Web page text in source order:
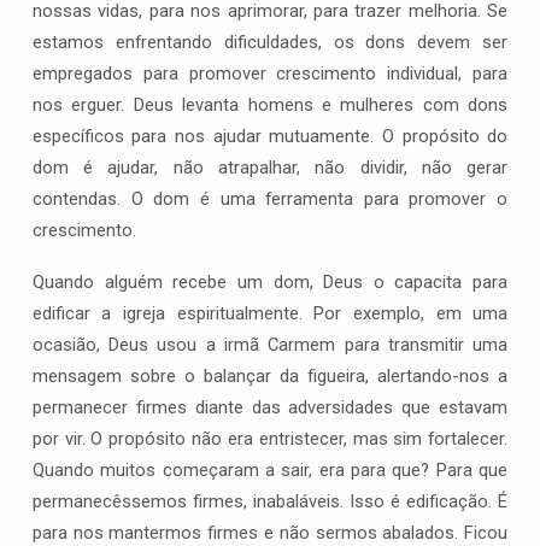
nossas vidas, para nos aprimorar, para trazer melhoria. Se
estamos enfrentando dificuldades, os dons devem ser
empregados para promover crescimento individual, para
nos erguer. Deus levanta homens e mulheres com dons
específicos para nos ajudar mutuamente. O propósito do
dom é ajudar, não atrapalhar, não dividir, não gerar
contendas. O dom é uma ferramenta para promover o
crescimento.
Quando alguém recebe um dom, Deus o capacita para
edificar a igreja espiritualmente. Por exemplo, em uma
ocasião, Deus usou a irmã Carmem para transmitir uma
mensagem sobre o balançar da figueira, alertando-nos a
permanecer firmes diante das adversidades que estavam
por vir. O propósito não era entristecer, mas sim fortalecer.
Quando muitos começaram a sair, era para que? Para que
permanecêssemos firmes, inabaláveis. Isso é edificação. É
para nos mantermos firmes e não sermos abalados. Ficou